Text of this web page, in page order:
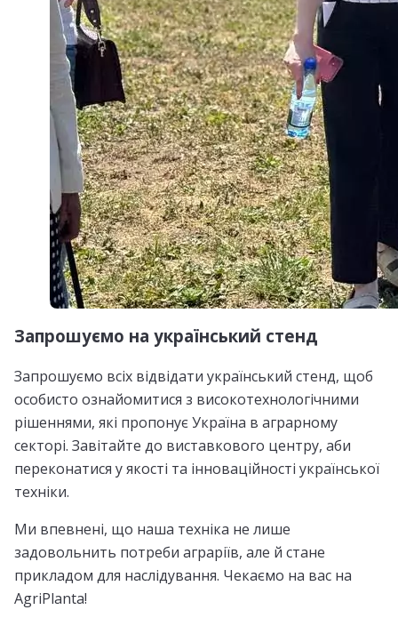
Запрошуємо на український стенд
Запрошуємо всіх відвідати український стенд, щоб
особисто ознайомитися з високотехнологічними
рішеннями, які пропонує Україна в аграрному
секторі. Завітайте до виставкового центру, аби
переконатися у якості та інноваційності української
техніки.
Ми впевнені, що наша техніка не лише
задовольнить потреби аграріїв, але й стане
прикладом для наслідування. Чекаємо на вас на
AgriPlanta!